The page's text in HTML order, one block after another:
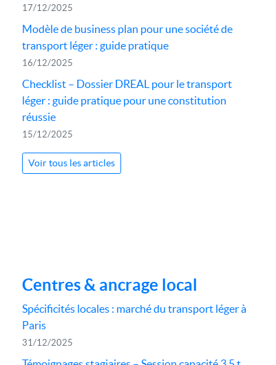
17/12/2025
Modèle de business plan pour une société de
transport léger : guide pratique
16/12/2025
Checklist – Dossier DREAL pour le transport
léger : guide pratique pour une constitution
réussie
15/12/2025
Voir tous les articles
Centres & ancrage local
Spécificités locales : marché du transport léger à
Paris
31/12/2025